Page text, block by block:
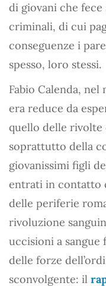
di giovani che fece
criminali, di cui
conseguenze i
spesso, loro stessi.
Fabio Calenda,
era reduce da
quello delle rivolte
soprattutto della
giovanissimi figli
entrati in contatto
delle periferie
rivoluzione
uccisioni a
delle forze
sconvolgente: il